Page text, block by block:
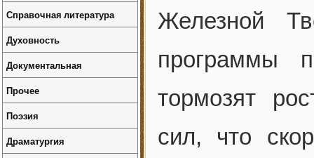
Железной
программы
тормозят
сил, что
Справочная литература
Духовность
Документальная
Прочее
Поэзия
Драматургия